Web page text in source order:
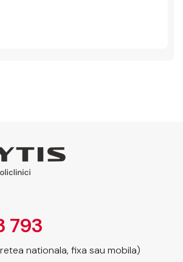
793
nationala, fixa sau mobila)